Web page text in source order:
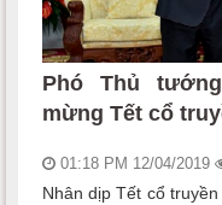
Phó Thủ
mừng Tết cổ
01:18 PM 12/04/2019
Nhân dịp Tết cổ